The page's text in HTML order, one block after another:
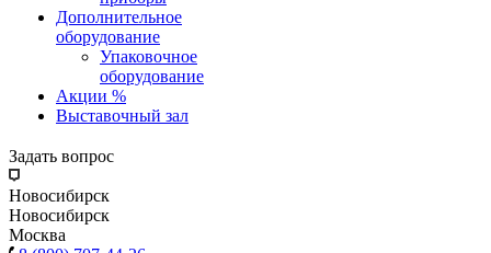
Дополнительное
оборудование
Упаковочное
оборудование
Акции %
Выставочный зал
Задать вопрос
Новосибирск
Новосибирск
Москва